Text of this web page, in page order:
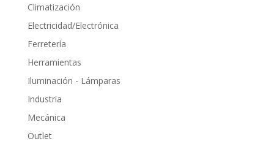
Climatización
Electricidad/Electrónica
Ferretería
Herramientas
Iluminación - Lámparas
Industria
Mecánica
Outlet